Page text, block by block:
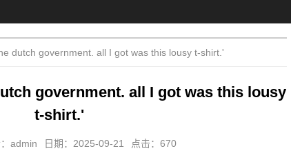
dutch government. all I got was this lousy t-shirt.'
government. all I got was this lousy
t-shirt.'
admin 日期：2025-09-21 点击：670